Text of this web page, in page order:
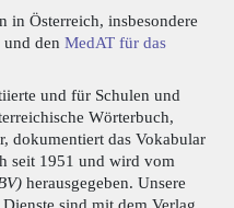
in Österreich, insbesondere
und den MedAT für das
und für Schulen und
Wörterbuch,
dokumentiert das Vokabular
seit 1951 und wird vom
herausgegeben. Unsere
sind mit dem Verlag